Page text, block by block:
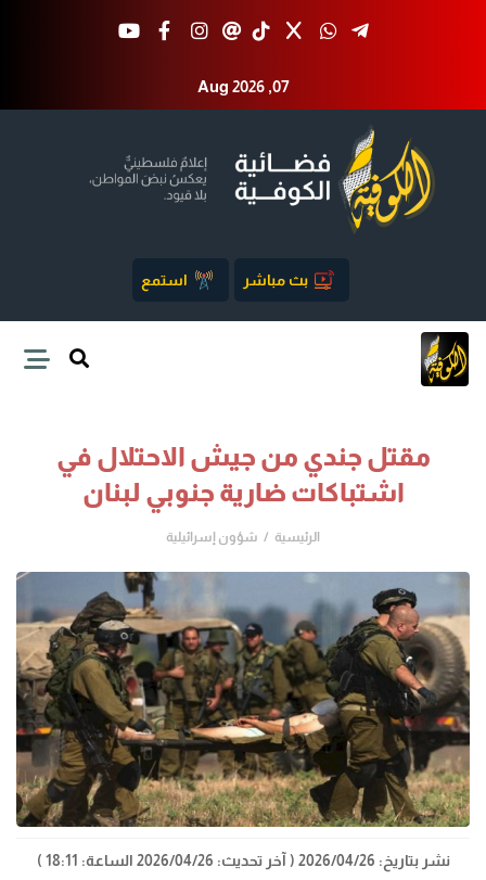
Aug 2026 ,07
بث مباشر استمع
مقتل جندي من جيش الاحتلال في
اشتباكات ضارية جنوبي لبنان
الرئيسية شؤون إسرائيلية
نشر بتاريخ: 2026/04/26 ( آخر تحديث: 2026/04/26 الساعة: 18:11 )